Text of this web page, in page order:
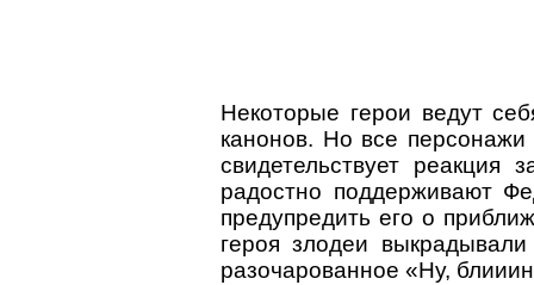
Некоторые герои ведут
канонов. Но все
свидетельствует
радостно поддерживают
предупредить его о
героя злодеи
разочарованное «Ну,